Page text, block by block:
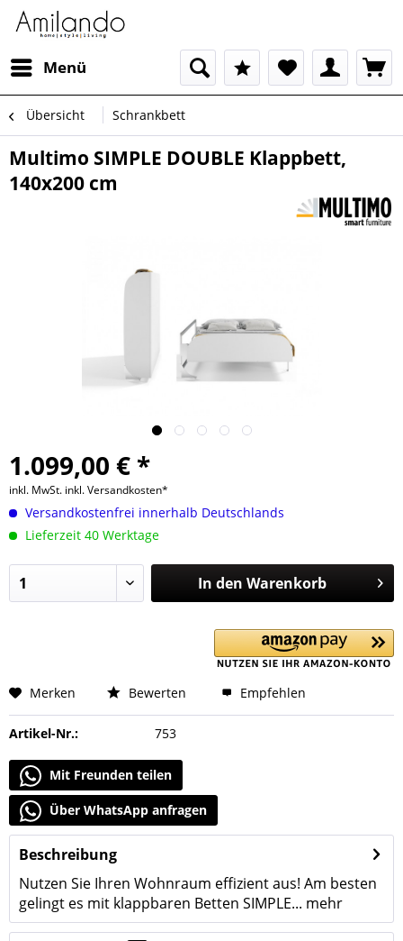
Menü
Übersicht Schrankbett
Multimo SIMPLE DOUBLE Klappbett,
140x200 cm
1.099,00 € *
inkl. MwSt. inkl. Versandkosten*
Versandkostenfrei innerhalb Deutschlands
Lieferzeit 40 Werktage
In den Warenkorb
Merken Bewerten Empfehlen
Artikel-Nr.: 753
Mit Freunden teilen
Über WhatsApp anfragen
Beschreibung
Nutzen Sie Ihren Wohnraum effizient aus! Am besten
gelingt es mit klappbaren Betten SIMPLE... mehr